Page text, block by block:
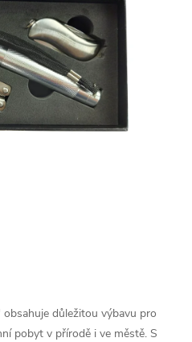
důležitou výbavu pro
pobyt v přírodě i ve městě. S